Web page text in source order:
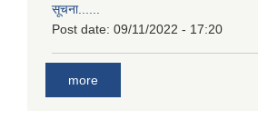
सूचना......
Post date: 09/11/2022 - 17:20
more